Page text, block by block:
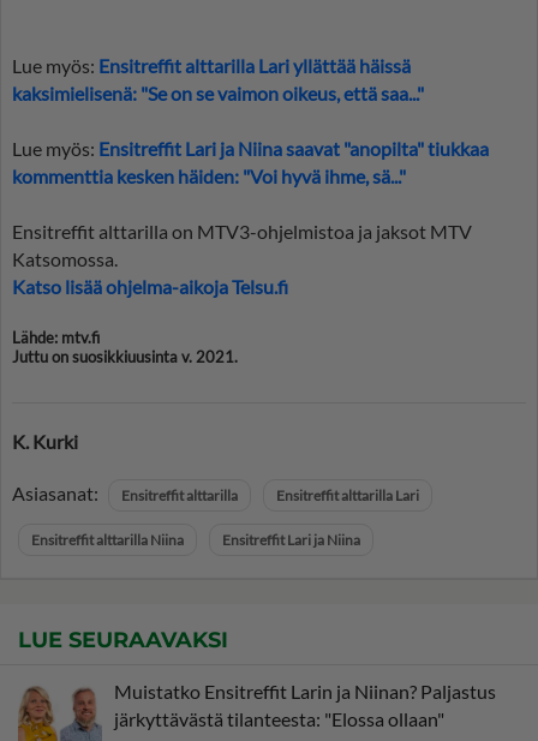
Lue myös: Ensitreffit alttarilla Lari yllättää häissä
kaksimielisenä: "Se on se vaimon oikeus, että saa..."
Lue myös: Ensitreffit Lari ja Niina saavat "anopilta" tiukkaa
kommenttia kesken häiden: "Voi hyvä ihme, sä..."
Ensitreffit alttarilla on MTV3-ohjelmistoa ja jaksot MTV
Katsomossa.
Katso lisää ohjelma-aikoja Telsu.fi
Lähde: mtv.fi
Juttu on suosikkiuusinta v. 2021.
K. Kurki
Asiasanat: Ensitreffit alttarilla Ensitreffit alttarilla Lari
Ensitreffit alttarilla Niina Ensitreffit Lari ja Niina
LUE SEURAAVAKSI
Muistatko Ensitreffit Larin ja Niinan? Paljastus
järkyttävästä tilanteesta: "Elossa ollaan"